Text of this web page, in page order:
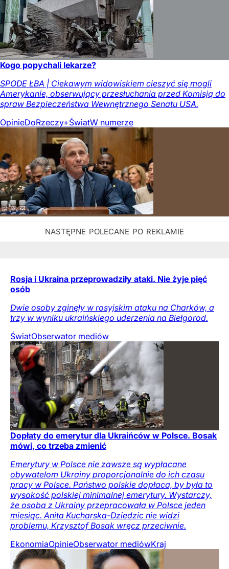
Kogo popychali lekarze?
SPODE ŁBA | Ciekawym widowiskiem cieszyć się mogli
Amerykanie, obserwujący przesłuchania przed Komisją do
spraw Bezpieczeństwa Wewnętrznego Senatu USA.
OpinieDoRzeczy+ŚwiatW numerze
Rosja i Ukraina przeprowadziły ataki. Nie żyje pięć
osób
Dwie osoby zginęły w rosyjskim ataku na Charków, a
trzy w wyniku ukraińskiego uderzenia na Biełgorod.
ŚwiatObserwator mediów
Dopłaty do emerytur dla Ukraińców w Polsce. Bosak
mówi, co trzeba zmienić
Emerytury w Polsce nie zawsze są wypłacane
obywatelom Ukrainy proporcjonalnie do ich czasu
pracy w Polsce. Państwo polskie dopłaca, by była to
wysokość polskiej minimalnej emerytury. Wystarczy,
że osoba z Ukrainy przepracowała w Polsce jeden
miesiąc. Anita Kucharska-Dziedzic nie widzi
problemu, Krzysztof Bosak wręcz przeciwnie.
EkonomiaOpinieObserwator mediówKraj